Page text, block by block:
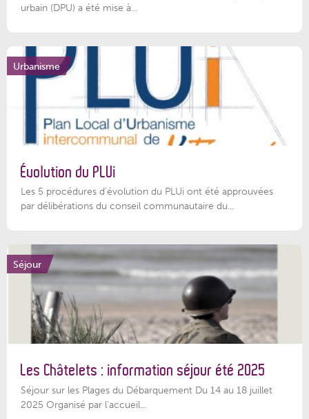
urbain (DPU) a été mise à...
Urbanisme
Évolution du PLUi
Les 5 procédures d’évolution du PLUi ont été approuvées
par délibérations du conseil communautaire du...
Séjour
Les Châtelets : information séjour été 2025
Séjour sur les Plages du Débarquement Du 14 au 18 juillet
2025 Organisé par l’accueil...